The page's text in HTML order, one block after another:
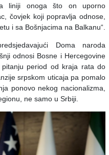
liniji onoga što on uporno
čovjek koji popravlja odnose,
i sa Bošnjacima na Balkanu“.
Doma naroda
odnosi Bosne i Hercegovine
period od kraja rata do
srpskom uticaja pa pomalo
ponovo nekog nacionalizma,
ne samo u Srbiji.